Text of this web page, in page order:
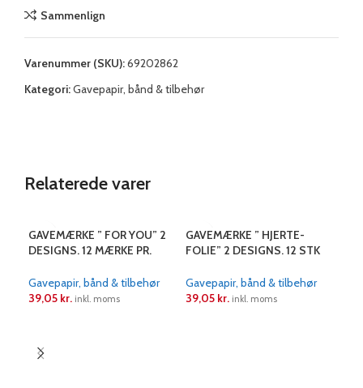
Sammenlign
Varenummer (SKU):69202862
Kategori:Gavepapir, bånd & tilbehør
Relaterede varer
GAVEMÆRKE ” FOR YOU” 2
DESIGNS. 12 MÆRKE PR.
Gavepapir, bånd & tilbehør
39,05 kr. inkl. moms
GAVEMÆRKE ” HJERTE-
FOLIE” 2 DESIGNS. 12 STK
Gavepapir, bånd & tilbehør
39,05 kr. inkl. moms